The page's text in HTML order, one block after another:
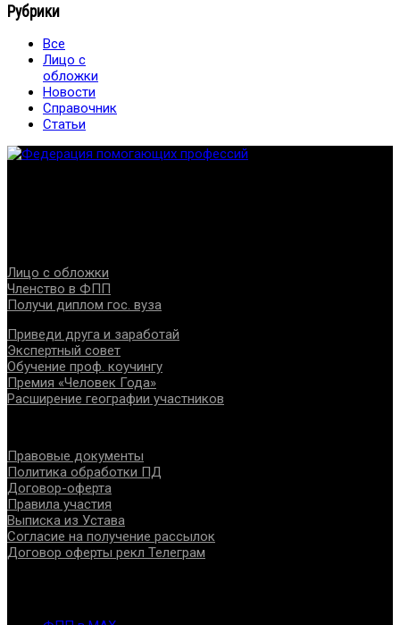
Рубрики
Все
Лицо с
обложки
Новости
Справочник
Статьи
Лицо с обложки
Членство в ФПП
Получи диплом гос. вуза
Приведи друга и заработай
Экспертный совет
Обучение проф. коучингу
Премия «Человек Года»
Расширение географии участников
Правовые документы
Политика обработки ПД
Договор-оферта
Правила участия
Выписка из Устава
Согласие на получение рассылок
Договор оферты рекл Телеграм